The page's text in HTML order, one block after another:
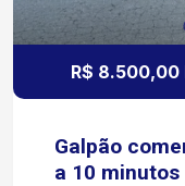
R$ 8.500,00
Galpão
a 10